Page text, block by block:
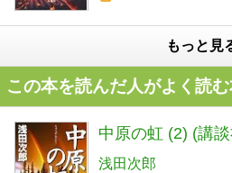
もっと見
この本を読んだ人がよく読
中原の虹 (2) (講
浅田次郎